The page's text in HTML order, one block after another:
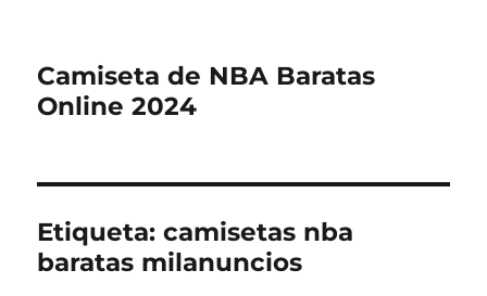
Camiseta de NBA Baratas
Online 2024
Etiqueta:camisetas nba
baratas milanuncios